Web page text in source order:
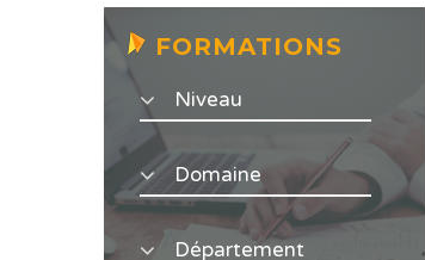
FORMATIONS